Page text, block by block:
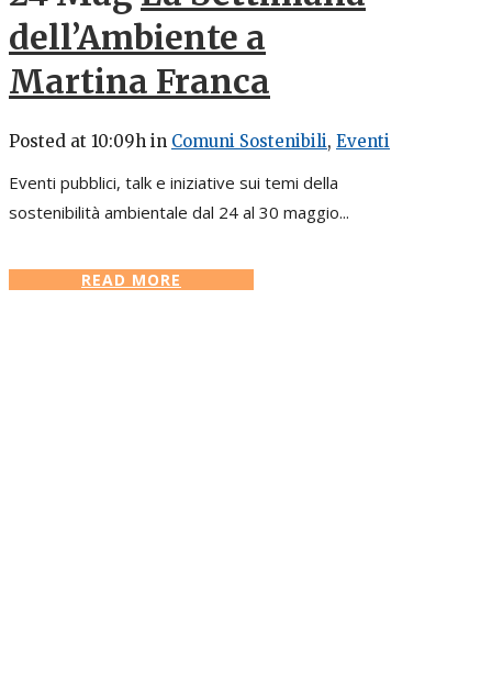
dell’Ambiente a
Martina Franca
Posted at 10:09h in Comuni Sostenibili, Eventi
Eventi pubblici, talk e iniziative sui temi della
sostenibilità ambientale dal 24 al 30 maggio...
READ MORE